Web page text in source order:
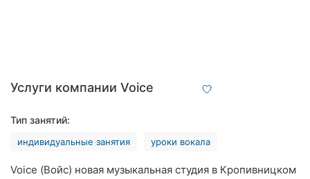
Ровно
Услуги компании Voice
Тип занятий:
индивидуальные занятия уроки вокала
Voice (Войс) новая музыкальная студия в Кропивницком